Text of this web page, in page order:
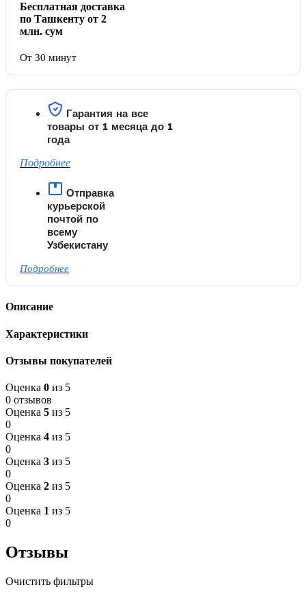
Бесплатная доставка
по Ташкенту от 2
млн. сум
От 30 минут
Гарантия на все
товары от 1 месяца до 1
года
Подробнее
Отправка
курьерской
почтой по
всему
Узбекистану
Подробнее
Описание
Характеристики
Отзывы покупателей
Оценка 0 из 5
0 отзывов
Оценка 5 из 5
0
Оценка 4 из 5
0
Оценка 3 из 5
0
Оценка 2 из 5
0
Оценка 1 из 5
0
Отзывы
Очистить фильтры